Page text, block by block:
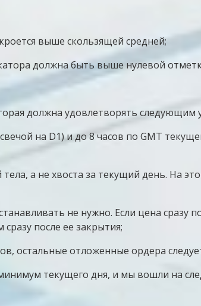
выше скользящей средней;
должна быть выше нулевой
должна удовлетворять следующим
на D1) и до 8 часов по GMT
а не хвоста за текущий день. На
не нужно. Если цена сразу
после ее закрытия;
остальные отложенные ордера
текущего дня, и мы вошли на